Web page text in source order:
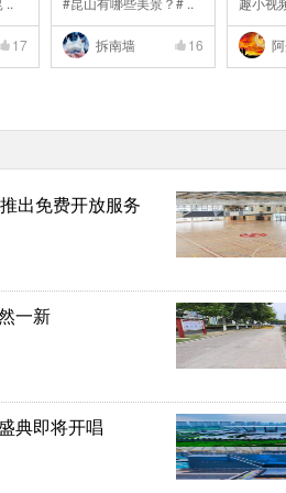
17 拆南墙 16
出免费开放服务
一新
典即将开唱